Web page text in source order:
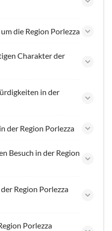
die Region Porlezza
Charakter der
in der
der Region Porlezza
Besuch in der Region
Region Porlezza
Porlezza